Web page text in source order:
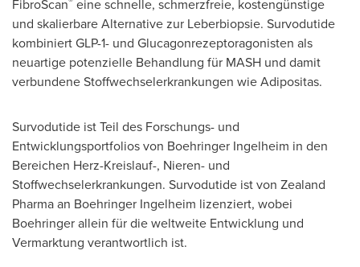
FibroScan eine schnelle, schmerzfreie, kostengünstige
und skalierbare Alternative zur Leberbiopsie. Survodutide
kombiniert GLP-1- und Glucagonrezeptoragonisten als
neuartige potenzielle Behandlung für MASH und damit
verbundene Stoffwechselerkrankungen wie Adipositas.
Survodutide ist Teil des Forschungs- und
Entwicklungsportfolios von Boehringer Ingelheim in den
Bereichen Herz-Kreislauf-, Nieren- und
Stoffwechselerkrankungen. Survodutide ist von Zealand
Pharma an Boehringer Ingelheim lizenziert, wobei
Boehringer allein für die weltweite Entwicklung und
Vermarktung verantwortlich ist.